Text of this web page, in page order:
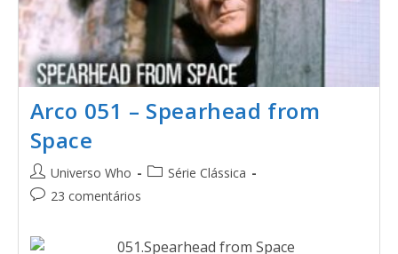
Arco 051 – Spearhead from
Space
Universo Who
Série Clássica
23 comentários